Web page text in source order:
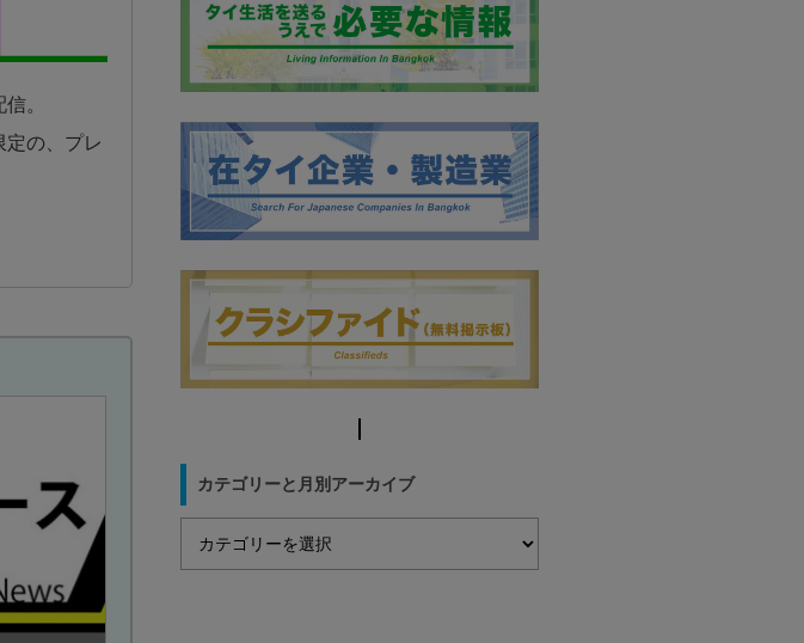
。
の、プレ
カテゴリーと月別アーカイブ